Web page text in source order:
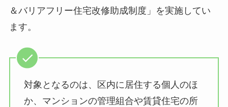
＆バリアフリー住宅改修助成制度」を実施してい
ます。
対象となるのは、区内に居住する個人のほ
か、マンションの管理組合や賃貸住宅の所